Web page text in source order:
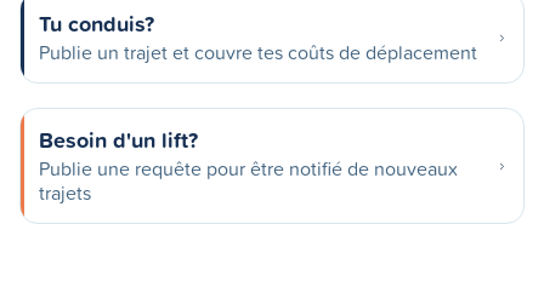
Tu conduis?
Publie un trajet et couvre tes coûts de déplacement
Besoin d'un lift?
Publie une requête pour être notifié de nouveaux
trajets